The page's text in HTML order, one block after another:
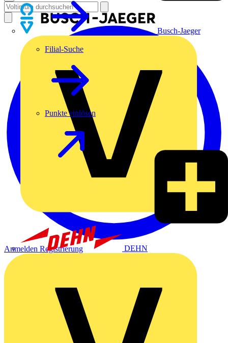
Busch-Jaeger
DEHN
Filial-Suche
Punkte einlösen
Anmelden Registrierung